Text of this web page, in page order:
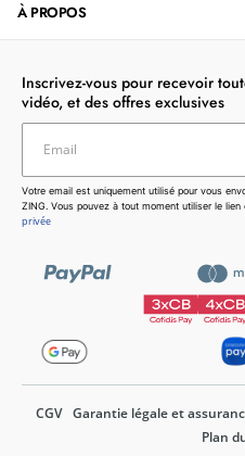
À PROPOS
Inscrivez-vous pour recevoir
vidéo, et des offres exclusives
Votre email
offres
à tout
Email
Votre email est uniquement utilisé pour vous
ZING. Vous pouvez à tout moment utiliser le
privée
CGV Garantie légale et
Plan